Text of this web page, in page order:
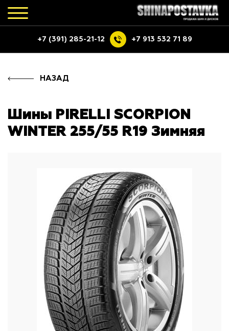
+7 (391) 285-21-12 +7 913 532 71 89
НАЗАД
Шины PIRELLI SCORPION
WINTER 255/55 R19 Зимняя